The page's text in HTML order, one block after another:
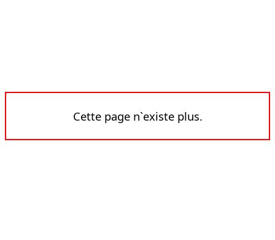
Cette page n`existe plus.